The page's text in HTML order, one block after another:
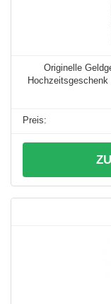
Originelle